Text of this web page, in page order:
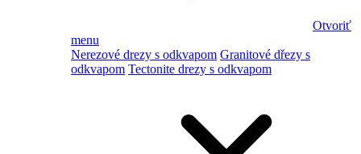
Otvoriť
menu
Nerezové drezy s odkvapom Granitové dřezy s
odkvapom Tectonite drezy s odkvapom